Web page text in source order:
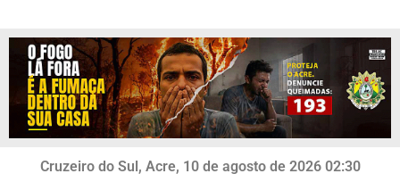
Cruzeiro do Sul, Acre, 10 de agosto de 2026 02:30